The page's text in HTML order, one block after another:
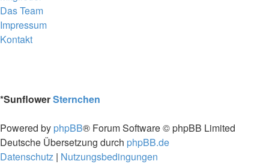
Das Team
Impressum
Kontakt
*SunflowerSternchen
Powered by phpBB® Forum Software © phpBB Limited
Deutsche Übersetzung durch phpBB.de
Datenschutz | Nutzungsbedingungen